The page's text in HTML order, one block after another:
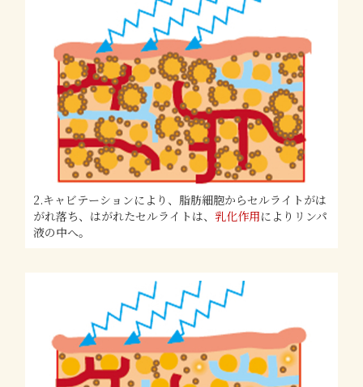
2.キャビテーションにより、脂肪細胞からセルライトがは
がれ落ち、はがれたセルライトは、 乳化作用によりリンパ
液の中へ。